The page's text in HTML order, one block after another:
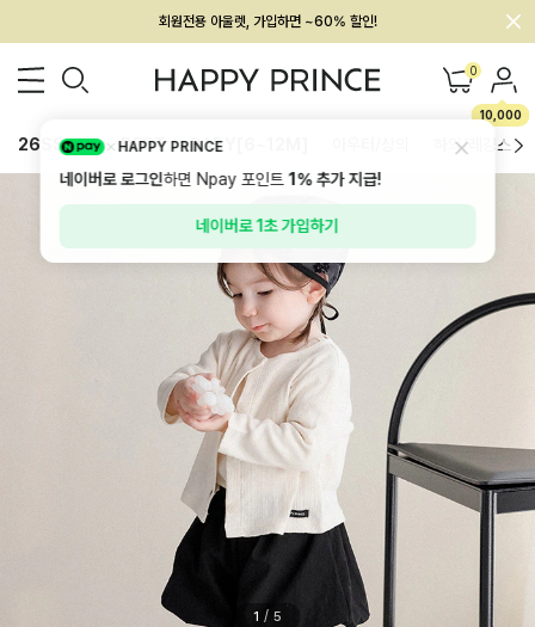
회원전용 아울렛, 가입하면 ~60% 할인!
멤버십 최대 28,000원 혜택 0
10,000
26SS 신상 BEST BABY[6~12M] 하의/레깅스
1 / 5
HAPPY PRINCE
네이버로 로그인하면 Npay 포인트1%추가 지급!
네이버로 1초 가입하기